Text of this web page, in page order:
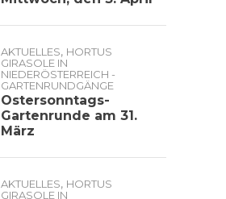
AKTUELLES, HORTUS
GIRASOLE IN
NIEDERÖSTERREICH -
GARTENRUNDGÄNGE
Ostersonntags-
Gartenrunde am 31.
März
AKTUELLES, HORTUS
GIRASOLE IN